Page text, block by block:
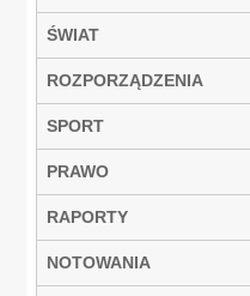
ŚWIAT
ROZPORZĄDZENIA
SPORT
PRAWO
RAPORTY
NOTOWANIA